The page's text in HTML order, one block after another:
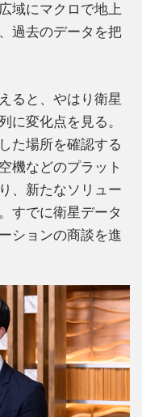
域にマクロで地上
過去のデータを把
ると、やはり衛星
に変化点を見る。
た場所を確認する
機などのプラット
、新たなソリュー
すでに衛星データ
ションの商談を進